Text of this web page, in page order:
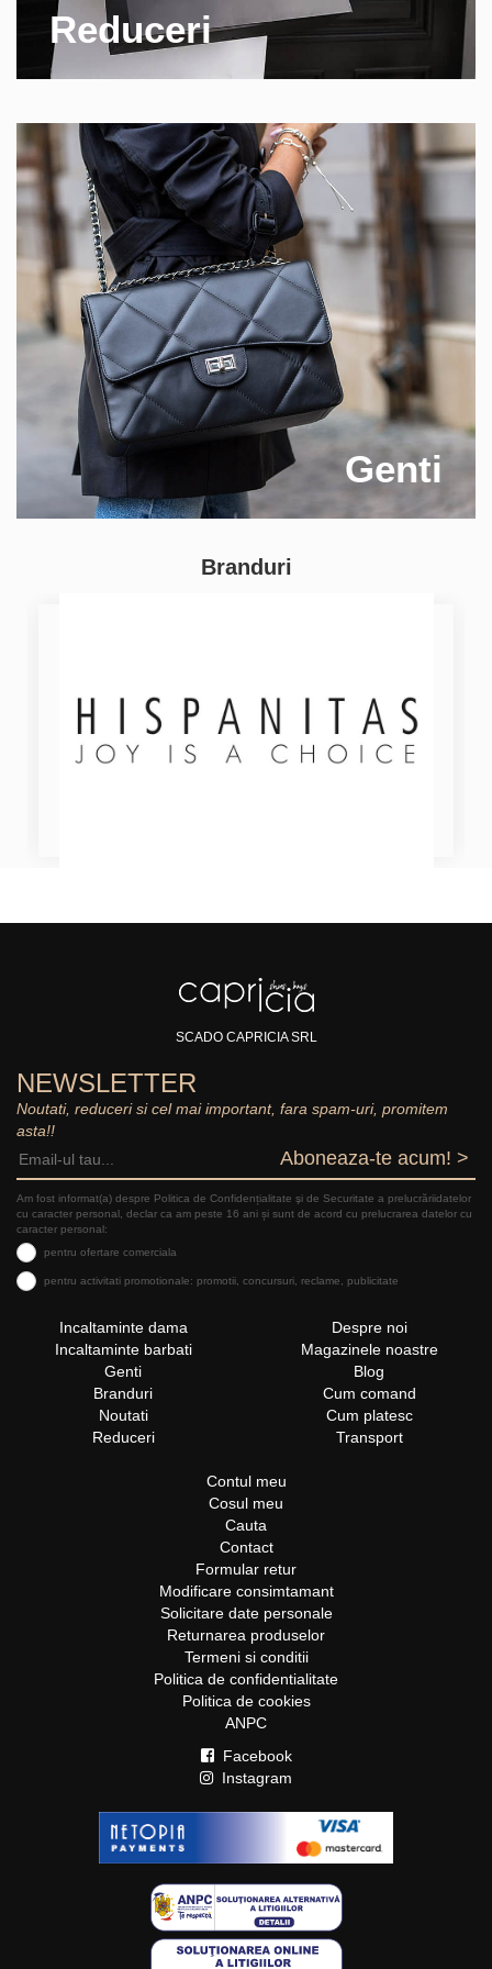
Reduceri
Genti
Branduri
SCADO CAPRICIA SRL
NEWSLETTER
Noutati, reduceri si cel mai important, fara spam-uri, promitem
asta!!
Aboneaza-te acum! >
Am fost informat(a) despre Politica de Confidențialitate şi de Securitate a prelucrăriidatelor
cu caracter personal, declar ca am peste 16 ani și sunt de acord cu prelucrarea datelor cu
caracter personal:
pentru ofertare comerciala
pentru activitati promotionale: promotii, concursuri, reclame, publicitate
Incaltaminte dama
Incaltaminte barbati
Genti
Branduri
Noutati
Reduceri
Despre noi
Magazinele noastre
Blog
Cum comand
Cum platesc
Transport
Contul meu
Cosul meu
Cauta
Contact
Formular retur
Modificare consimtamant
Solicitare date personale
Returnarea produselor
Termeni si conditii
Politica de confidentialitate
Politica de cookies
ANPC
Facebook
Instagram